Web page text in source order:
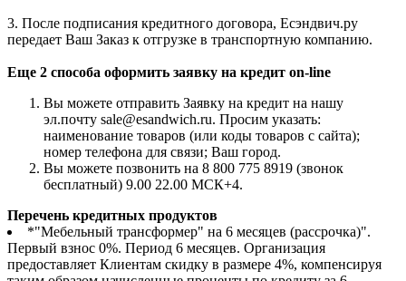
3. После подписания кредитного договора, Есэндвич.ру
передает Ваш Заказ к отгрузке в транспортную компанию.
Еще 2 способа оформить заявку на кредит on-line
Вы можете отправить Заявку на кредит на нашу
эл.почту sale@esandwich.ru. Просим указать:
наименование товаров (или коды товаров с сайта);
номер телефона для связи; Ваш город.
Вы можете позвонить на 8 800 775 8919 (звонок
бесплатный) 9.00 22.00 МСК+4.
Перечень кредитных продуктов
*"Мебельный трансформер" на 6 месяцев (рассрочка)".
Первый взнос 0%. Период 6 месяцев. Организация
предоставляет Клиентам скидку в размере 4%, компенсируя